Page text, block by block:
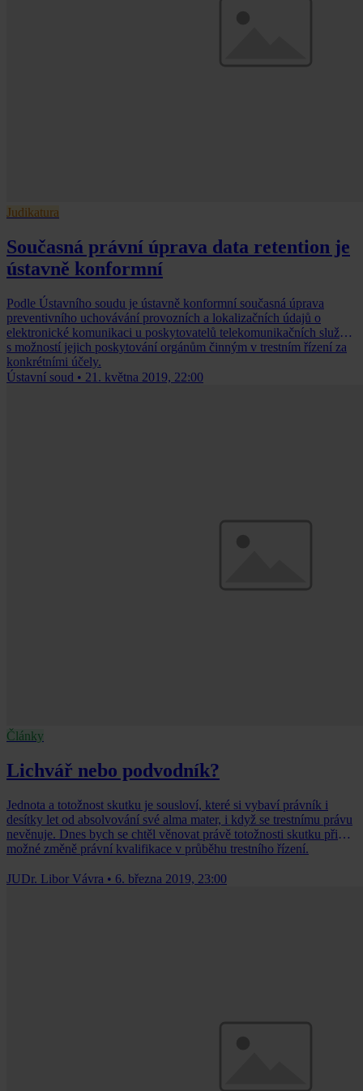
Judikatura
Současná právní úprava data retention je
ústavně konformní
Podle Ústavního soudu je ústavně konformní současná úprava
preventivního uchovávání provozních a lokalizačních údajů o
elektronické komunikaci u poskytovatelů telekomunikačních služeb
s možností jejich poskytování orgánům činným v trestním řízení za
konkrétními účely.
Ústavní soud • 21. května 2019, 22:00
Články
Lichvář nebo podvodník?
Jednota a totožnost skutku je sousloví, které si vybaví právník i
desítky let od absolvování své alma mater, i když se trestnímu právu
nevěnuje. Dnes bych se chtěl věnovat právě totožnosti skutku při
možné změně právní kvalifikace v průběhu trestního řízení.
JUDr. Libor Vávra • 6. března 2019, 23:00